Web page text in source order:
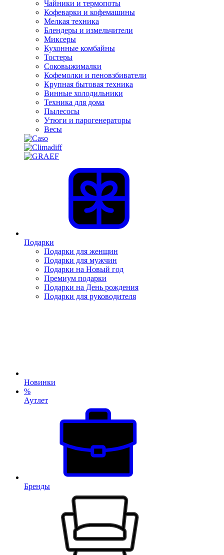
Чайники и термопоты
Кофеварки и кофемашины
Мелкая техника
Блендеры и измельчители
Миксеры
Кухонные комбайны
Тостеры
Соковыжималки
Кофемолки и пеновзбиватели
Крупная бытовая техника
Винные холодильники
Техника для дома
Пылесосы
Утюги и парогенераторы
Весы
Подарки
Подарки для женщин
Подарки для мужчин
Подарки на Новый год
Премиум подарки
Подарки на День рождения
Подарки для руководителя
Новинки
%
Аутлет
Бренды